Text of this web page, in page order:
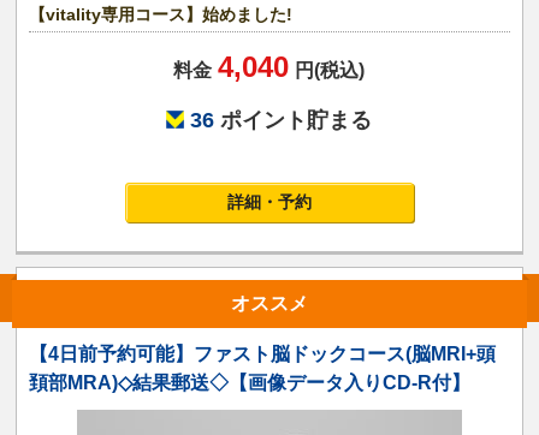
【vitality専用コース】始めました!
料金 4,040 円(税込)
36 ポイント貯まる
詳細・予約
オススメ
【4日前予約可能】ファスト脳ドックコース(脳MRI+頭
頚部MRA)◇結果郵送◇【画像データ入りCD-R付】